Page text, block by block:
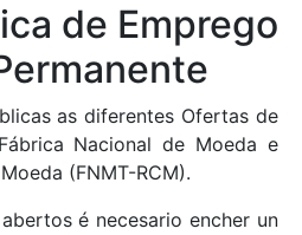
de Emprego
as diferentes Ofertas de
Nacional de Moeda e
(FNMT-RCM).
é necesario encher un